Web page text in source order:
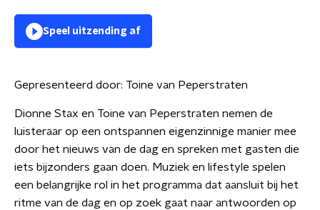
Speel uitzending af
Gepresenteerd door: Toine van Peperstraten
Dionne Stax en Toine van Peperstraten nemen de
luisteraar op een ontspannen eigenzinnige manier mee
door het nieuws van de dag en spreken met gasten die
iets bijzonders gaan doen. Muziek en lifestyle spelen
een belangrijke rol in het programma dat aansluit bij het
ritme van de dag en op zoek gaat naar antwoorden op